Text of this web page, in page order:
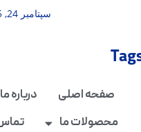
سپتامبر 24, 2025
صفحه اصلی درباره ما
محصولات ما